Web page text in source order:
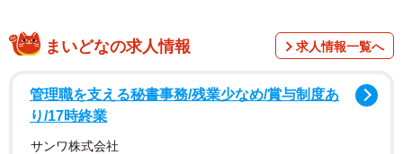
同志社女子大 動画投稿サイトで発信する「茶れんじゃー」（投稿動画
の一部）まいどなの求人情報 求人情報一覧へ
管理職を支える秘書事務/残業少なめ/賞与制度あ
り/17時終業
サンワ株式会社